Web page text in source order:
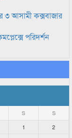
৩ আসামী কক্সবাজার
পরিদর্শন
S S
1
2